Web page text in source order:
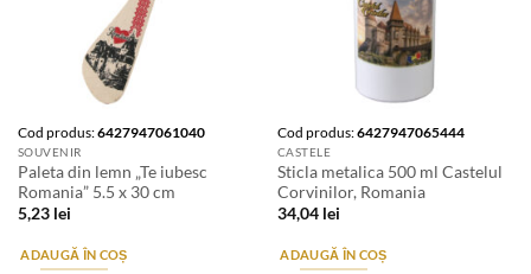
Cod produs:6427947061040
SOUVENIR
Paleta din lemn „Te iubesc
Romania” 5.5 x 30 cm
5,23 lei
ADAUGĂ ÎN COȘ
Cod produs:6427947065444
CASTELE
Sticla metalica 500 ml Castelul
Corvinilor, Romania
34,04 lei
ADAUGĂ ÎN COȘ